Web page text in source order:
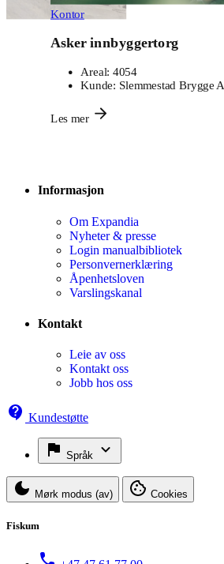
Kontor
Asker innbyggertorg
Areal:4054
Kunde:Slemmestad Brygge AS
Les mer
Informasjon
Om Expandia
Nyheter & presse
Login manualbibliotek
Personvernerklæring
Åpenhetsloven
Varslingskanal
Kontakt
Leie av oss
Kontakt oss
Jobb hos oss
Kundestøtte
Språk
Mørk modus (av) Cookies
Fiskum